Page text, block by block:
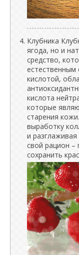
Клубника
ягода, но и
средство,
естественным
кислотой,
кислота
которые
старения
выработку
и
свой рацион –
сохранить